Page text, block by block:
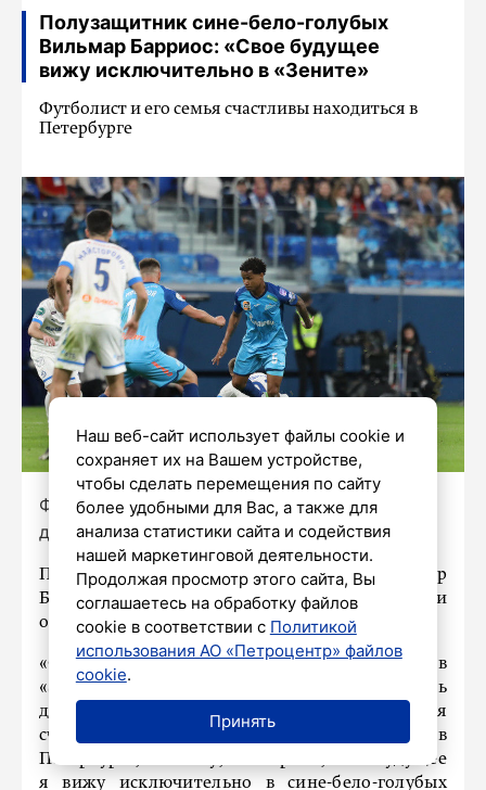
Полузащитник сине-бело-голубых
Вильмар Барриос: «Свое будущее
вижу исключительно в «Зените»
Футболист и его семья счастливы находиться в
Петербурге
Фото: Александр Глуз / «Петербургский
дневник»
Полузащитник сине-бело-голубых Вильмар
Барриос ответил на вопрос, не задумывается ли
он о скором уходе из петербургского клуба.
«Своё будущее я вижу исключительно в
«Зените». Хочу продолжать помогать
добиваться успехов, брать трофеи. Моя семья
счастлива находиться все эти годы в
Петербурге, поэтому, повторюсь, свое будущее
я вижу исключительно в сине-бело-голубых
Наш веб-сайт использует файлы cookie и
сохраняет их на Вашем устройстве,
чтобы сделать перемещения по сайту
более удобными для Вас, а также для
анализа статистики сайта и содействия
нашей маркетинговой деятельности.
Продолжая просмотр этого сайта, Вы
соглашаетесь на обработку файлов
cookie в соответствии с Политикой
использования АО «Петроцентр» файлов
cookie.
Принять